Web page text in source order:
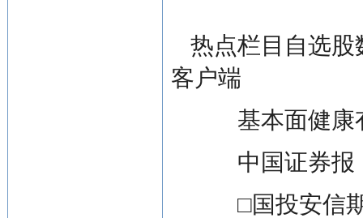
热点栏目 自选股
客户端
基本面健康
中国证券报
□国投安信期